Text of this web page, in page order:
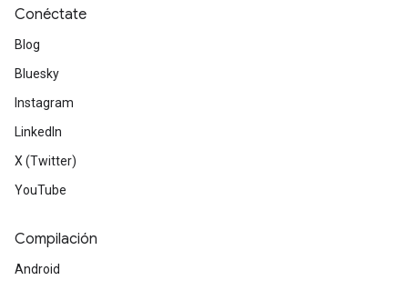
Conéctate
Blog
Bluesky
Instagram
LinkedIn
X (Twitter)
YouTube
Compilación
Android